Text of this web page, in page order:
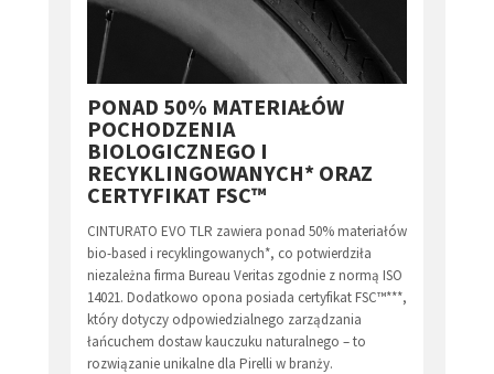
PONAD 50% MATERIAŁÓW
POCHODZENIA
BIOLOGICZNEGO I
RECYKLINGOWANYCH* ORAZ
CERTYFIKAT FSC™
CINTURATO EVO TLR zawiera ponad 50% materiałów
bio-based i recyklingowanych*, co potwierdziła
niezależna firma Bureau Veritas zgodnie z normą ISO
14021. Dodatkowo opona posiada certyfikat FSC™***,
który dotyczy odpowiedzialnego zarządzania
łańcuchem dostaw kauczuku naturalnego – to
rozwiązanie unikalne dla Pirelli w branży.